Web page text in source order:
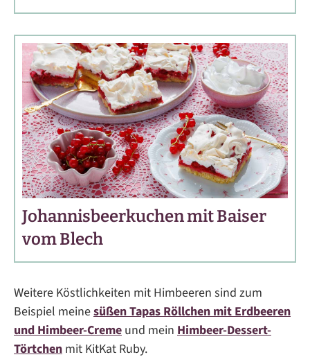
Johannisbeerkuchen mit Baiser
vom Blech
Weitere Köstlichkeiten mit Himbeeren sind zum
Beispiel meinesüßen Tapas Röllchen mit Erdbeeren
und Himbeer-Creme und mein Himbeer-Dessert-
Törtchen mit KitKat Ruby.